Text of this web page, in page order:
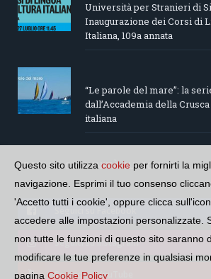
Università per Stranieri di
Inaugurazione dei Corsi di
Italiana, 109a annata
“Le parole del mare”: la
dall’Accademia della
italiana
SEGUI LA COMUNITÀ SUI SOCIAL
Seguici su Facebook
Seguici su Instagram
Seguici su YouTube
Questo sito utilizza cookie per fornirti la
navigazione. Esprimi il tuo consenso
'Accetto tutti i cookie', oppure clicca
accedere alle impostazioni personalizzate.
non tutte le funzioni di questo sito saranno
modificare le tue preferenze in qualsiasi
pagina Cookie Policy